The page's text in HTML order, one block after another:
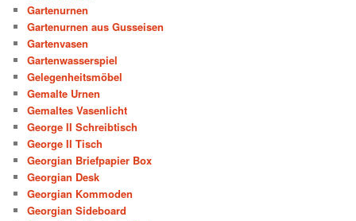
Gartenurnen
Gartenurnen aus Gusseisen
Gartenvasen
Gartenwasserspiel
Gelegenheitsmöbel
Gemalte Urnen
Gemaltes Vasenlicht
George II Schreibtisch
George II Tisch
Georgian Briefpapier Box
Georgian Desk
Georgian Kommoden
Georgian Sideboard